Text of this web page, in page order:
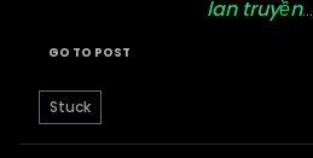
lan truyền...
GO TO POST
Stuck